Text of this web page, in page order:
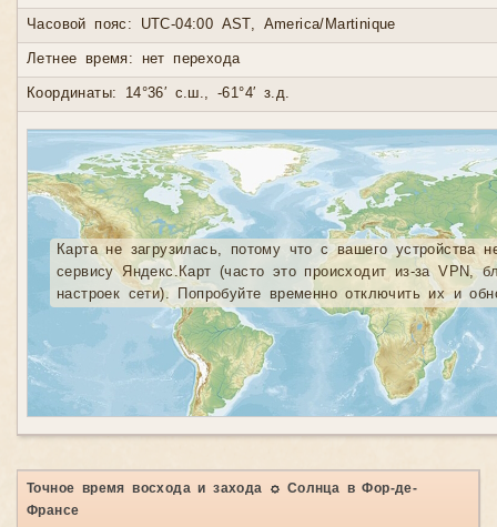
Часовой пояс: UTC-04:00 AST, America/Martinique
Летнее время: нет перехода
Координаты: 14°36′ с.ш., -61°4′ з.д.
Карта не загрузилась, потому что с вашего устройства
сервису Яндекс.Карт (часто это происходит из-за VPN,
настроек сети). Попробуйте временно отключить их и
Точное время восхода и захода ☼ Солнца в Фор-де-
Франсе